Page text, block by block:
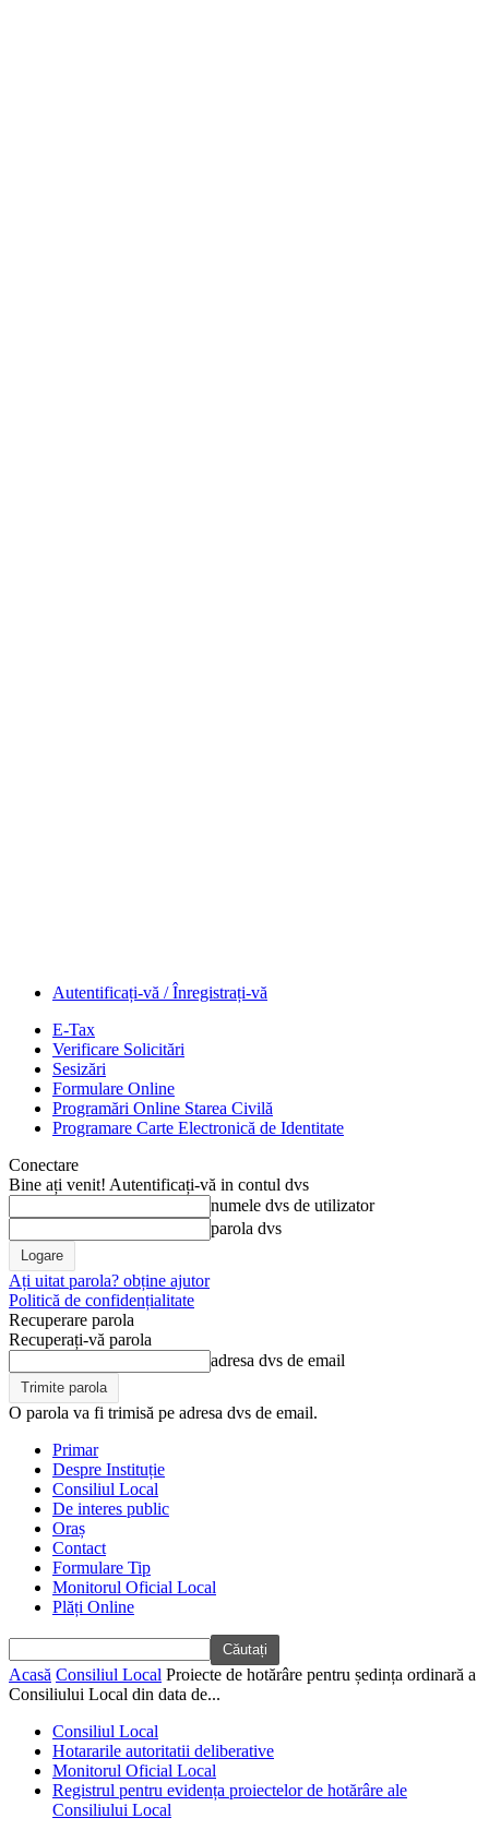
Autentificați-vă / Înregistrați-vă
E-Tax
Verificare Solicitări
Sesizări
Formulare Online
Programări Online Starea Civilă
Programare Carte Electronică de Identitate
Conectare
Bine ați venit! Autentificați-vă in contul dvs
numele dvs de utilizator
parola dvs
Ați uitat parola? obține ajutor
Politică de confidențialitate
Recuperare parola
Recuperați-vă parola
adresa dvs de email
O parola va fi trimisă pe adresa dvs de email.
Primar
Despre Instituție
Consiliul Local
De interes public
Oraș
Contact
Formulare Tip
Monitorul Oficial Local
Plăți Online
Acasă Consiliul Local Proiecte de hotărâre pentru ședința ordinară a
Consiliului Local din data de...
Consiliul Local
Hotararile autoritatii deliberative
Monitorul Oficial Local
Registrul pentru evidența proiectelor de hotărâre ale
Consiliului Local